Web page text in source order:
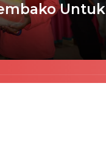
Untuk